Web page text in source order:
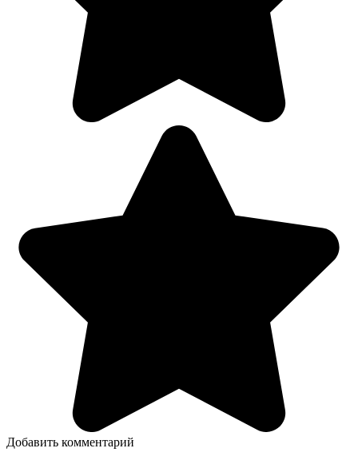
Добавить комментарий